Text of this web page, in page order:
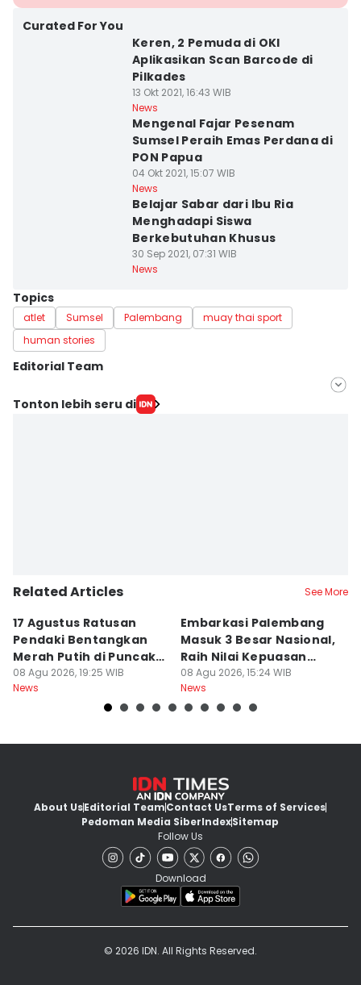
Curated For You
Keren, 2 Pemuda di OKI
Aplikasikan Scan Barcode di
Pilkades
13 Okt 2021, 16:43 WIB
News
Mengenal Fajar Pesenam
Sumsel Peraih Emas Perdana di
PON Papua
04 Okt 2021, 15:07 WIB
News
Belajar Sabar dari Ibu Ria
Menghadapi Siswa
Berkebutuhan Khusus
30 Sep 2021, 07:31 WIB
News
Topics
atlet Sumsel Palembang
muay thai sport
human stories
Editorial Team
Editor
Tonton lebih seru di
Related Articles See More
17 Agustus Ratusan
Pendaki Bentangkan
Merah Putih di Puncak
Dempo
08 Agu 2026, 19:25 WIB
News
Embarkasi Palembang
Masuk 3 Besar Nasional,
Raih Nilai Kepuasan
86,65
08 Agu 2026, 15:24 WIB
News
About UsEditorial TeamContact UsTerms of Services
Pedoman Media SiberIndexSitemap
Follow Us
Download
© 2026 IDN. All Rights Reserved.